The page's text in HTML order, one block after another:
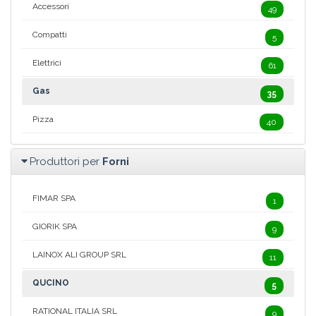
Accessori 49
Compatti 5
Elettrici 61
Gas 35
Pizza 40
Produttori per Forni
FIMAR SPA 1
GIORIK SPA 9
LAINOX ALI GROUP SRL 11
QUCINO 5
RATIONAL ITALIA SRL 9